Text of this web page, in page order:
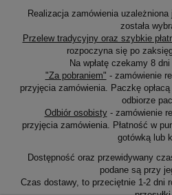
Realizacja zamówienia
została
Przelew tradycyjny oraz szybkie
rozpoczyna się po
Na wpłatę czekamy 8
"Za pobraniem" - zamówienie
przyjęcia zamówienia. Paczkę
odbiorze
Odbiór osobisty- zamówienie
przyjęcia zamówienia. Płatność w
gotówką lub
Dostępność oraz przewidywany
podane są przy
Czas dostawy, to przeciętnie 1-2 dni